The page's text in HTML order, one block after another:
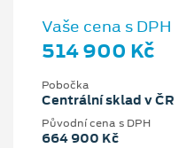
Vaše cena s DPH
514 900 Kč
Pobočka
Centrální sklad v ČR
Původní cena s DPH
664 900 Kč